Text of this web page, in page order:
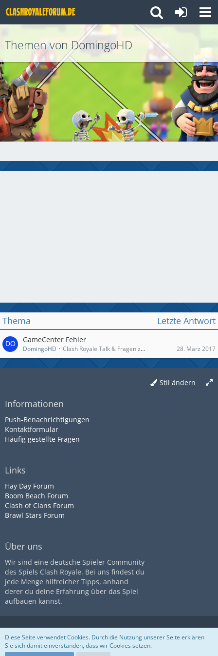
Themen von DomingoHD
Thema Letzte Antwort
GameCenter Fehler
DomingoHD Clash Royale Talk & Fragen zum Spiel 28. März 2017
Stil ändern
Informationen
Push-Benachrichtigungen
Kontaktformular
Häufig gestellte Fragen
Links
Hay Day Forum
Boom Beach Forum
Clash of Clans Forum
Brawl Stars Forum
Über uns
Wir sind eine deutsche Spieler Community
des Spiels Clash Royale. Bei uns findest du
jede Menge hilfreicher Tipps, anhand
derer du deine Erfahrung über das Spiel
aufbauen kannst.
Diese Seite ist nicht mit dem
UnternehmenSupercellassoziiert
Community-Software:WoltLab
Impressum
Datenschutz
Nutzungsbestimmungen
Diese Seite verwendet Cookies. Durch die Nutzung unserer Seite erklären
Sie sich damit einverstanden, dass wir Cookies setzen.